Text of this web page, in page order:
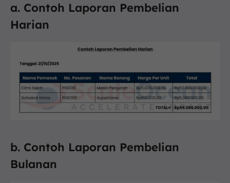
a. Contoh Laporan Pembelian
Harian
b. Contoh Laporan Pembelian
Bulanan